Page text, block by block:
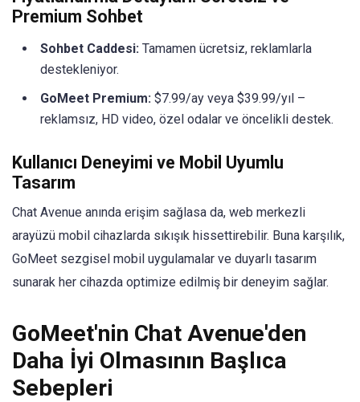
Premium Sohbet
Sohbet Caddesi: Tamamen ücretsiz, reklamlarla
destekleniyor.
GoMeet Premium: $7.99/ay veya $39.99/yıl –
reklamsız, HD video, özel odalar ve öncelikli destek.
Kullanıcı Deneyimi ve Mobil Uyumlu
Tasarım
Chat Avenue anında erişim sağlasa da, web merkezli
arayüzü mobil cihazlarda sıkışık hissettirebilir. Buna karşılık,
GoMeet sezgisel mobil uygulamalar ve duyarlı tasarım
sunarak her cihazda optimize edilmiş bir deneyim sağlar.
GoMeet'nin Chat Avenue'den
Daha İyi Olmasının Başlıca
Sebepleri